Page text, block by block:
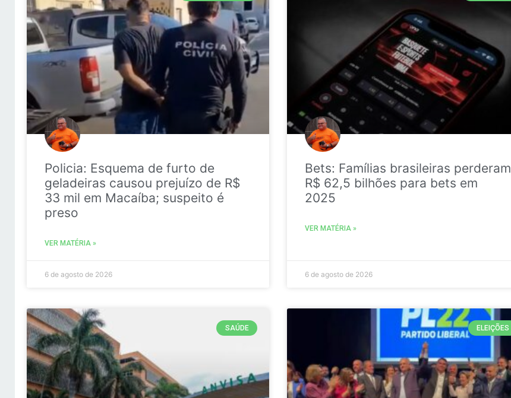
Policia: Esquema de furto de
geladeiras causou prejuízo de R$
33 mil em Macaíba; suspeito é
preso
VER MATÉRIA »
6 de agosto de 2026
Bets: Famílias brasileiras perderam
R$ 62,5 bilhões para bets em
2025
VER MATÉRIA »
6 de agosto de 2026
SAÚDE ELEIÇÕES